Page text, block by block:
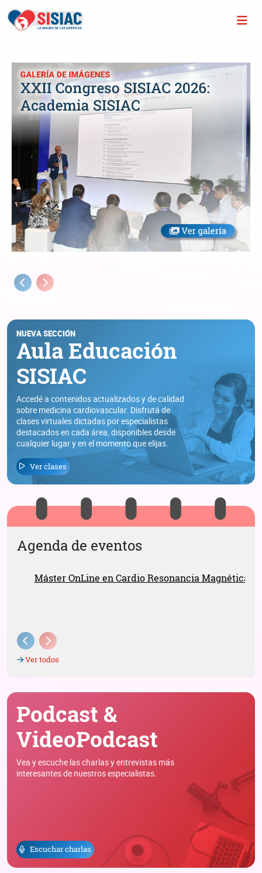
Previous
Next
NUEVA SECCIÓN
Aula Educación
SISIAC
Accedé a contenidos actualizados y de calidad
sobre medicina cardiovascular. Disfrutá de
clases virtuales dictadas por especialistas
destacados en cada área, disponibles desde
cualquier lugar y en el momento que elijas.
Ver clases
Podcast &
VideoPodcast
Vea y escuche las charlas y entrevistas más
interesantes de nuestros especialistas.
Escuchar charlas
Agenda de eventos
Máster OnLine en Cardio Resonancia Magnética
Previous
Next
Ver todos